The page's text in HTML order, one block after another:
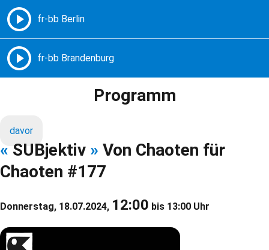
Freie Radios – Berlin Brandenburg
Programm
davor
« SUBjektiv » Von Chaoten für
Chaoten #177
Donnerstag, 18.07.2024, 12:00 bis 13:00 Uhr